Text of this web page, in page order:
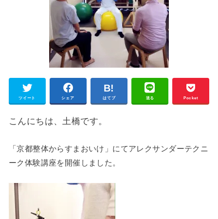
ツイート シェア はてブ 送る Pocket
こんにちは、土橋です。
「京都整体からすまおいけ」にてアレクサンダーテクニ
ーク体験講座を開催しました。